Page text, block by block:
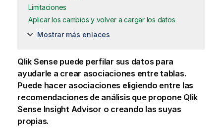
Limitaciones
Aplicar los cambios y volver a cargar los datos
Mostrar más enlaces
Qlik Sensepuede perfilar sus datos para
ayudarle a crear asociaciones entre tablas.
Puede hacer asociaciones eligiendo entre las
recomendaciones de análisis que propone Qlik
Sense Insight Advisor o creando las suyas
propias.